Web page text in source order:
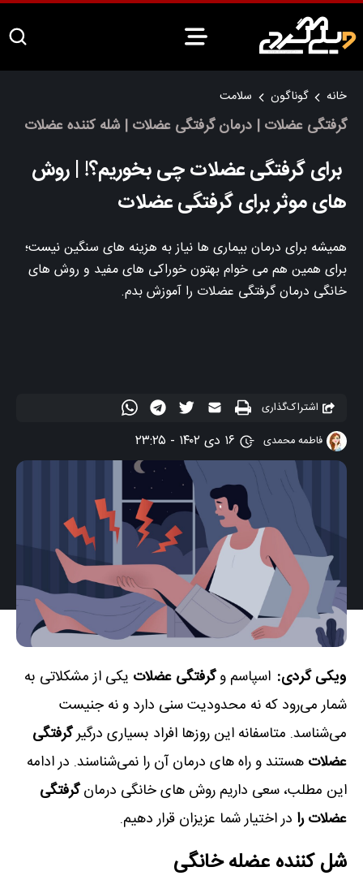
خانه گوناگون سلامت
گرفتگی عضلات | درمان گرفتگی عضلات | شله کننده عضلات
برای گرفتگی عضلات چی بخوریم؟! | روش
های موثر برای گرفتگی عضلات
همیشه برای درمان بیماری ها نیاز به هزینه های سنگین نیست؛
برای همین هم می خوام بهتون خوراکی های مفید و روش های
خانگی درمان گرفتگی عضلات را آموزش بدم.
اشتراک‌گذاری
فاطمه محمدی
۱۶ دی ۱۴۰۲ - ۲۳:۲۵
ویکی گردی: اسپاسم وگرفتگی عضلات یکی از مشکلاتی به
شمار می‌رود که نه محدودیت سنی دارد و نه جنیست
می‌شناسد. متاسفانه این روزها افراد بسیاری درگیرگرفتگی
عضلات هستند و راه‌ های درمان آن را نمی‌شناسند. در ادامه
این مطلب، سعی داریم روش های خانگی درمانگرفتگی
عضلات را در اختیار شما عزیزان قرار دهیم.
شل کننده عضله خانگی